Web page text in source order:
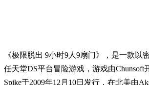
《极限脱出 9小时9人9扇门》，是一款以
任天堂DS平台冒险游戏，游戏由Chunsoft
Spike于2009年12月10日发行，在北美由